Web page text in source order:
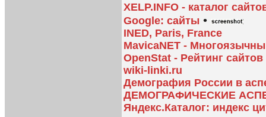
XELP.INFO - каталог
Google: сайты •
INED, Paris, France
MavicaNET -
OpenStat - Рейтинг сайтов
wiki-linki.ru
Демография России в
ДЕМОГРАФИЧЕСКИЕ
Яндекс.Каталог: индекс